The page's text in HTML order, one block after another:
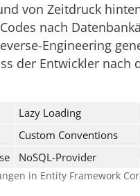
von Zeitdruck
nach
Engineering
der Entwickler nach
Lazy Loading
Custom Conventions
NoSQL-Provider
in Entity Framework